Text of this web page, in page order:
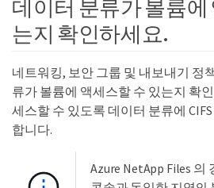
데이터 분류가 볼륨에
는지 확인하세요.
네트워킹, 보안 그룹 및 내보내기 정
류가 볼륨에 액세스할 수 있는지 확
세스할 수 있도록 데이터 분류에
합니다.
Azure NetApp Files 의